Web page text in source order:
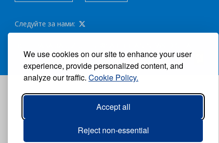
We use cookies on our site to enhance your user
experience, provide personalized content, and
analyze our traffic. Cookie Policy.
Accept all
Reject non-essential
Следуйте за нами:
АВТОР:GRUPO EXCELENCIAS.